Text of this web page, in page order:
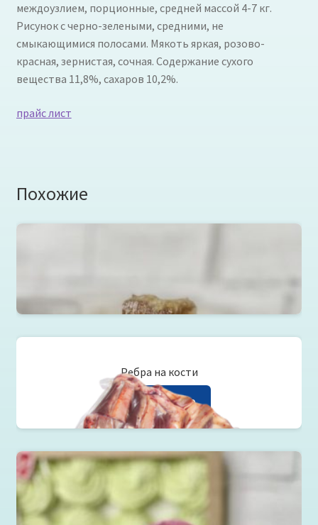
междоузлием, порционные, средней массой 4-7 кг.
Рисунок с черно-зелеными, средними, не
смыкающимися полосами. Мякоть яркая, розово-
красная, зернистая, сочная. Содержание сухого
вещества 11,8%, сахаров 10,2%.
прайс лист
Похожие
Ребра на кости
Читать далее
Зефир, мармелад, пастила, леденцы
Читать далее